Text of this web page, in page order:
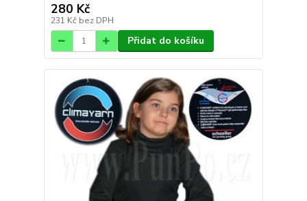
280 Kč
231 Kč bez DPH
Přidat do košíku